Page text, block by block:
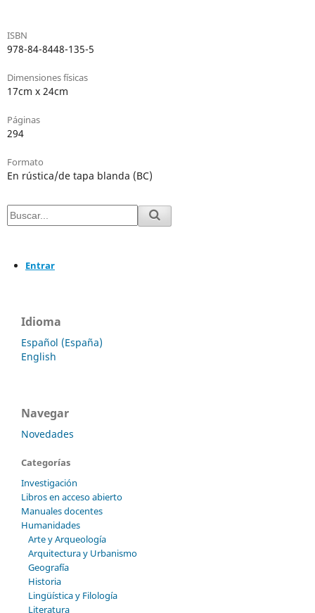
ISBN
978-84-8448-135-5
Dimensiones físicas
17cm x 24cm
Páginas
294
Formato
En rústica/de tapa blanda (BC)
Entrar
Idioma
Español (España)
English
Navegar
Novedades
Categorías
Investigación
Libros en acceso abierto
Manuales docentes
Humanidades
Arte y Arqueología
Arquitectura y Urbanismo
Geografía
Historia
Lingüística y Filología
Literatura